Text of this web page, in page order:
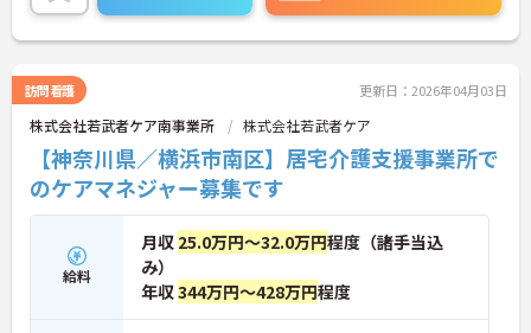
訪問看護 更新日：2026年04月03日
株式会社若武者ケア南事業所 株式会社若武者ケア
【神奈川県／横浜市南区】居宅介護支援事業所で
のケアマネジャー募集です
給料
月収 25.0万円～32.0万円程度（諸手当込
み）
年収344万円～428万円程度